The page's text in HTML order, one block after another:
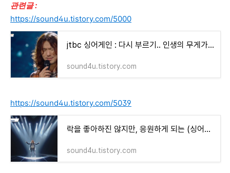
관련글 :
https://sound4u.tistory.com/5000
jtbc 싱어게인 : 다시 부르기.. 인생의 무게가 느껴지는 29호와 10호의 1라운드 노래
sound4u.tistory.com
https://sound4u.tistory.com/5039
락을 좋아하진 않지만, 응원하게 되는 (싱어게인 : 락스피릿 29호 정홍일)
sound4u.tistory.com